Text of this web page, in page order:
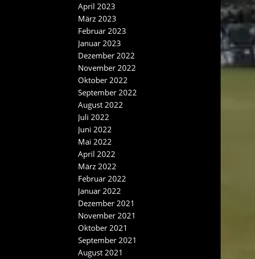
April 2023
März 2023
Februar 2023
Januar 2023
Dezember 2022
November 2022
Oktober 2022
September 2022
August 2022
Juli 2022
Juni 2022
Mai 2022
April 2022
März 2022
Februar 2022
Januar 2022
Dezember 2021
November 2021
Oktober 2021
September 2021
August 2021